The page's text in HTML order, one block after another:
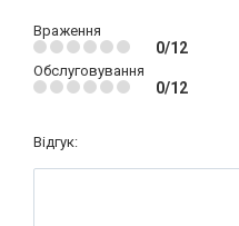
Враження
0/12
Обслуговування
0/12
Відгук: